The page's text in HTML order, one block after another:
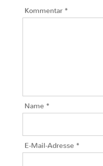
Kommentar *
Name *
E-Mail-Adresse *